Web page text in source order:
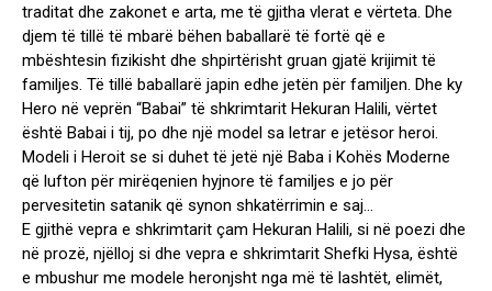
traditat dhe zakonet e arta, me të gjitha vlerat e vërteta. Dhe
djem të tillë të mbarë bëhen baballarë të fortë që e
mbështesin fizikisht dhe shpirtërisht gruan gjatë krijimit të
familjes. Të tillë baballarë japin edhe jetën për familjen. Dhe ky
Hero në veprën “Babai” të shkrimtarit Hekuran Halili, vërtet
është Babai i tij, po dhe një model sa letrar e jetësor heroi.
Modeli i Heroit se si duhet të jetë një Baba i Kohës Moderne
që lufton për mirëqenien hyjnore të familjes e jo për
pervesitetin satanik që synon shkatërrimin e saj…
E gjithë vepra e shkrimtarit çam Hekuran Halili, si në poezi dhe
në prozë, njëlloj si dhe vepra e shkrimtarit Shefki Hysa, është
e mbushur me modele heronjsht nga më të lashtët, elimët,